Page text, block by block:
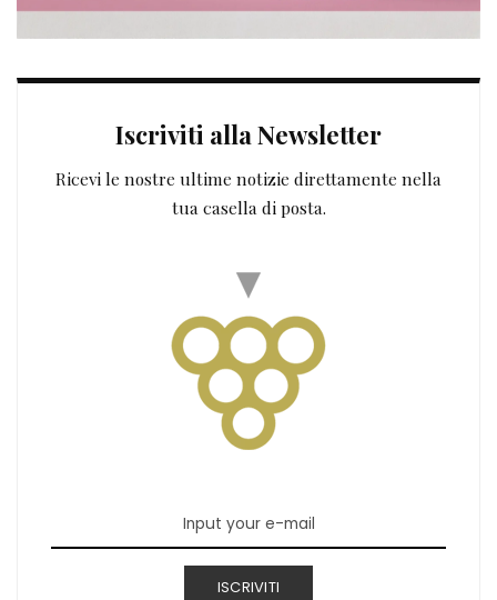
Iscriviti alla Newsletter
Ricevi le nostre ultime notizie direttamente nella
tua casella di posta.
ISCRIVITI